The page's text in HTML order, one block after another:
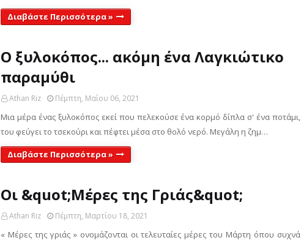
Διαβάστε Περισσότερα »
Ο ξυλοκόπος... ακόμη ένα Λαγκιώτικο
παραμύθι
Athan Riz Πέμπτη, Μαΐου 06, 2021
Μια μέρα ένας ξυλοκόπος εκεί που πελεκούσε ένα κορμό δίπλα σ' ένα ποτάμι,
του φεύγει το τσεκούρι και πέφτει μέσα στο θολό νερό. Μεγάλη η ζημ…
Διαβάστε Περισσότερα »
Οι &quot;Μέρες της Γριάς&quot;
Athan Riz Πέμπτη, Μαρτίου 18, 2021
« Μέρες της γριάς » ονομάζονται οι τελευταίες μέρες του Μάρτη όπου συχνά